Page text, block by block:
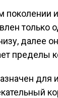
только
далее
пределы
для